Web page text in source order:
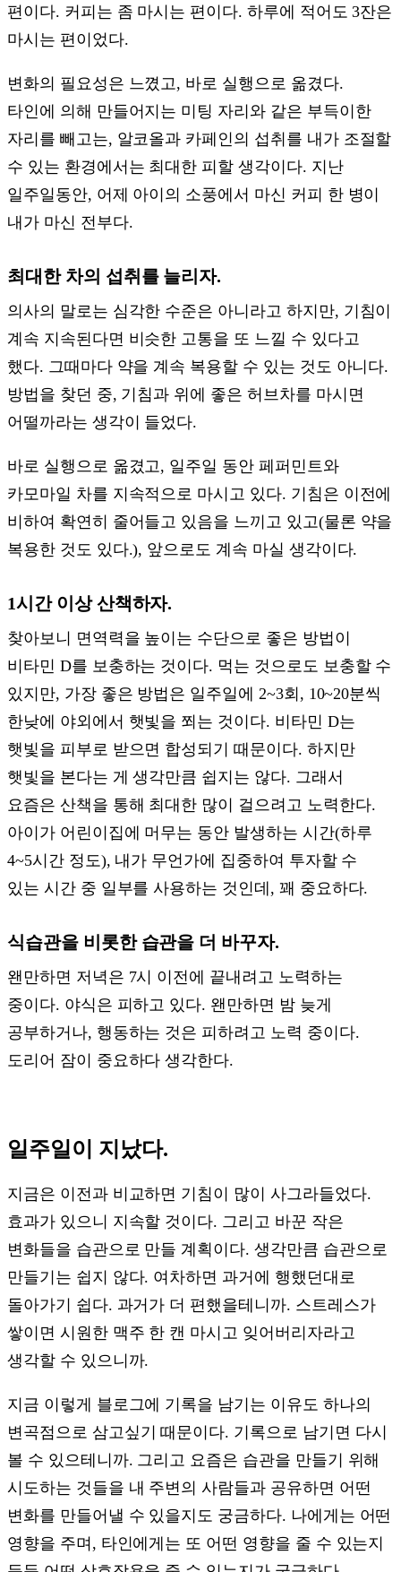
편이다. 커피는 좀 마시는 편이다. 하루에 적어도 3잔은
마시는 편이었다.
변화의 필요성은 느꼈고, 바로 실행으로 옮겼다.
타인에 의해 만들어지는 미팅 자리와 같은 부득이한
자리를 빼고는, 알코올과 카페인의 섭취를 내가 조절할
수 있는 환경에서는 최대한 피할 생각이다. 지난
일주일동안, 어제 아이의 소풍에서 마신 커피 한 병이
내가 마신 전부다.
최대한 차의 섭취를 늘리자.
의사의 말로는 심각한 수준은 아니라고 하지만, 기침이
계속 지속된다면 비슷한 고통을 또 느낄 수 있다고
했다. 그때마다 약을 계속 복용할 수 있는 것도 아니다.
방법을 찾던 중, 기침과 위에 좋은 허브차를 마시면
어떨까라는 생각이 들었다.
바로 실행으로 옮겼고, 일주일 동안 페퍼민트와
카모마일 차를 지속적으로 마시고 있다. 기침은 이전에
비하여 확연히 줄어들고 있음을 느끼고 있고(물론 약을
복용한 것도 있다.), 앞으로도 계속 마실 생각이다.
1시간 이상 산책하자.
찾아보니 면역력을 높이는 수단으로 좋은 방법이
비타민 D를 보충하는 것이다. 먹는 것으로도 보충할 수
있지만, 가장 좋은 방법은 일주일에 2~3회, 10~20분씩
한낮에 야외에서 햇빛을 쬐는 것이다. 비타민 D는
햇빛을 피부로 받으면 합성되기 때문이다. 하지만
햇빛을 본다는 게 생각만큼 쉽지는 않다. 그래서
요즘은 산책을 통해 최대한 많이 걸으려고 노력한다.
아이가 어린이집에 머무는 동안 발생하는 시간(하루
4~5시간 정도), 내가 무언가에 집중하여 투자할 수
있는 시간 중 일부를 사용하는 것인데, 꽤 중요하다.
식습관을 비롯한 습관을 더 바꾸자.
왠만하면 저녁은 7시 이전에 끝내려고 노력하는
중이다. 야식은 피하고 있다. 왠만하면 밤 늦게
공부하거나, 행동하는 것은 피하려고 노력 중이다.
도리어 잠이 중요하다 생각한다.
일주일이 지났다.
지금은 이전과 비교하면 기침이 많이 사그라들었다.
효과가 있으니 지속할 것이다. 그리고 바꾼 작은
변화들을 습관으로 만들 계획이다. 생각만큼 습관으로
만들기는 쉽지 않다. 여차하면 과거에 행했던대로
돌아가기 쉽다. 과거가 더 편했을테니까. 스트레스가
쌓이면 시원한 맥주 한 캔 마시고 잊어버리자라고
생각할 수 있으니까.
지금 이렇게 블로그에 기록을 남기는 이유도 하나의
변곡점으로 삼고싶기 때문이다. 기록으로 남기면 다시
볼 수 있으테니까. 그리고 요즘은 습관을 만들기 위해
시도하는 것들을 내 주변의 사람들과 공유하면 어떤
변화를 만들어낼 수 있을지도 궁금하다. 나에게는 어떤
영향을 주며, 타인에게는 또 어떤 영향을 줄 수 있는지